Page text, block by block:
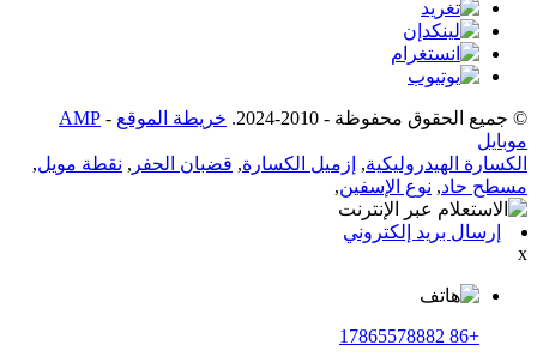
© جميع الحقوق محفوظة - 2010-2024. خريطة الموقع -
AMP
موبايل
الكسارة الهيدروليكية, إزميل الكسارة, قضبان الحفر , نقطة مويل,
مسطح حاد, نوع الإسفين,
إرسال بريد إلكتروني
x
+86 17865578882